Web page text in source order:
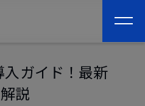
ガイド！最新
説